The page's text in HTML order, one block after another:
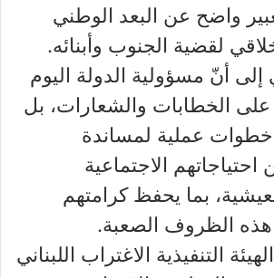
واضح عن البعد الوطني
لقضية الجنوب وأبنائه.
أنّ مسؤولية الدولة اليوم
الخطابات والشعارات، بل
عملية لمساندة
احتياجاتهم الاجتماعية
بما يحفظ كرامتهم
الظروف الصعبة.
التنفيذية الاغتراب اللبناني